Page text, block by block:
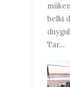
belki
Tar...